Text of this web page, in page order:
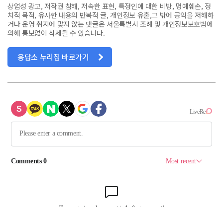
상업성 광고, 저작권 침해, 저속한 표현, 특정인에 대한 비방, 명예훼손, 정
치적 목적, 유사한 내용의 반복적 글, 개인정보 유출,그 밖에 공익을 저해하
거나 운영 취지에 맞지 않는 댓글은 서울특별시 조례 및 개인정보보호법에
의해 통보없이 삭제될 수 있습니다.
응답소 누리집 바로가기